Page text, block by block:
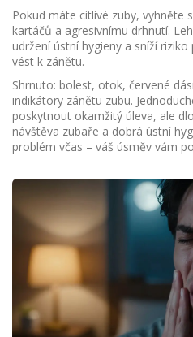
Pokud máte citlivé zuby, vyhněte
kartáčů a agresivnímu drhnutí.
udržení ústní hygieny a sníží
vést k zánětu.
Shrnuto: bolest, otok, červené
indi­kátory zánětu zubu.
poskytnout okamžitý úleva, ale
návštěva zubaře a dobrá ústní
problém včas – váš úsměv vám